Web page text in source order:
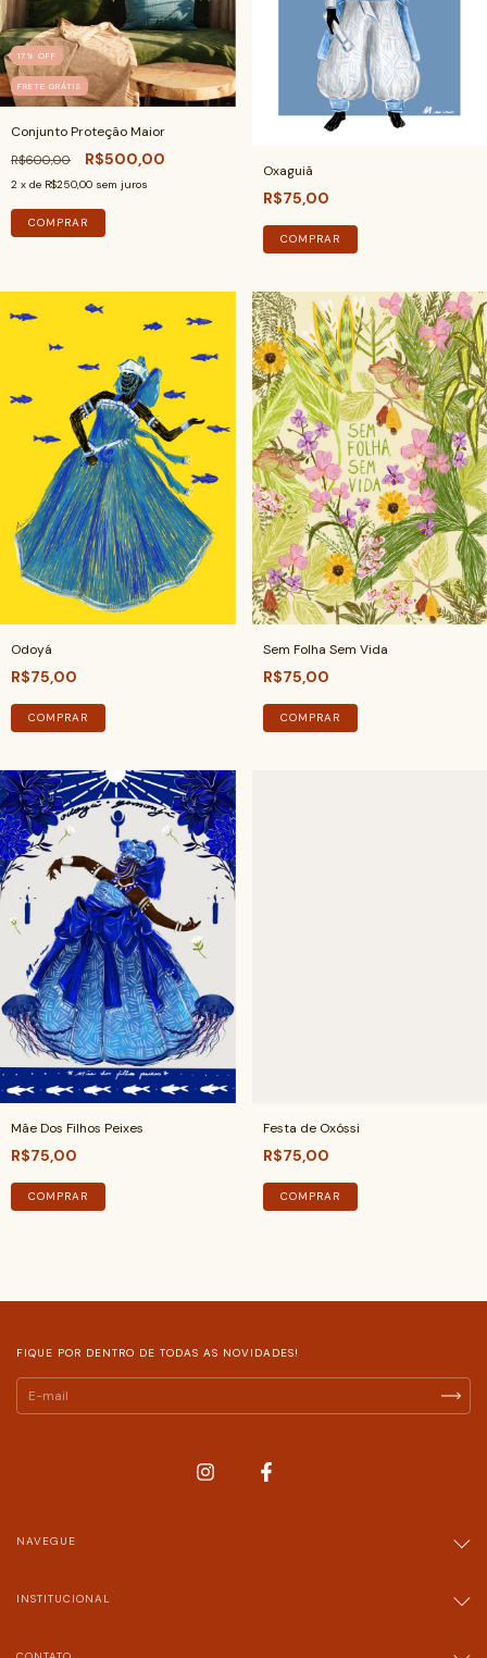
17 % OFF
FRETE GRÁTIS
Conjunto Proteção Maior
R$600,00 R$500,00
2 x de R$250,00 sem juros
COMPRAR
Oxaguiã
R$75,00
COMPRAR
Odoyá
R$75,00
COMPRAR
Sem Folha Sem Vida
R$75,00
COMPRAR
Mãe Dos Filhos Peixes
R$75,00
COMPRAR
Festa de Oxóssi
R$75,00
COMPRAR
FIQUE POR DENTRO DE TODAS AS NOVIDADES!
NAVEGUE
INSTITUCIONAL